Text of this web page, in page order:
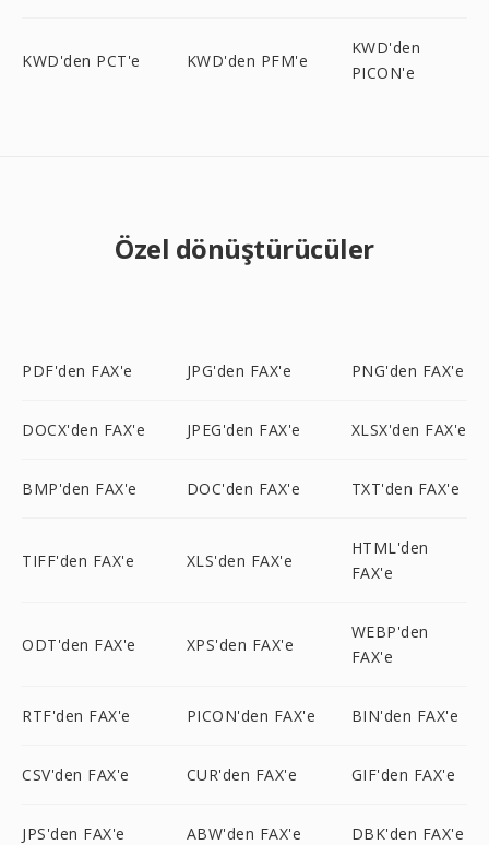
KWD'den PCT'e KWD'den PFM'e
KWD'den
PICON'e
Özel dönüştürücüler
PDF'den FAX'e JPG'den FAX'e PNG'den FAX'e
DOCX'den FAX'e JPEG'den FAX'e XLSX'den FAX'e
BMP'den FAX'e DOC'den FAX'e TXT'den FAX'e
TIFF'den FAX'e XLS'den FAX'e
HTML'den
FAX'e
ODT'den FAX'e XPS'den FAX'e
WEBP'den
FAX'e
RTF'den FAX'e PICON'den FAX'e BIN'den FAX'e
CSV'den FAX'e CUR'den FAX'e GIF'den FAX'e
JPS'den FAX'e ABW'den FAX'e DBK'den FAX'e